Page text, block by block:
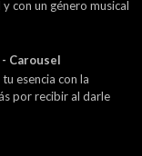
con un género musical
Carousel
esencia con la
por recibir al darle